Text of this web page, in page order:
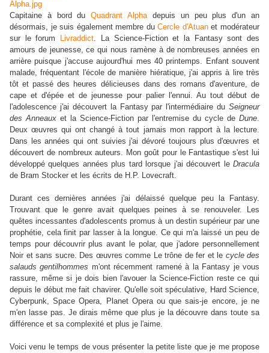
Capitaine à bord duQuadrant Alphadepuis un peu plus d'un an
désormais, je suis également membre duCercle d'Atuanet modérateur
sur le forum
Livraddict. La Science-Fiction et la Fantasy sont des
amours de jeunesse, ce qui nous ramène à de nombreuses années en
arrière puisque j'accuse aujourd'hui mes 40 printemps. Enfant souvent
malade, fréquentant l'école de manière hiératique, j'ai appris à lire très
tôt et passé des heures délicieuses dans des romans d'aventure, de
cape et d'épée et de jeunesse pour palier l'ennui. Au tout début de
l'adolescence j'ai découvert la Fantasy par l'intermédiaire du Seigneur
des Anneaux et la Science-Fiction par l'entremise du cycle de Dune.
Deux œuvres qui ont changé à tout jamais mon rapport à la lecture.
Dans les années qui ont suivies j'ai dévoré toujours plus d'œuvres et
découvert de nombreux auteurs. Mon goût pour le Fantastique s'est lui
développé quelques années plus tard lorsque j'ai découvert le Dracula
de Bram Stocker et les écrits de H.P. Lovecraft.
Durant ces dernières années j'ai délaissé quelque peu la Fantasy.
Trouvant que le genre avait quelques peines à se renouveler. Les
quêtes incessantes d'adolescents promus à un destin supérieur par une
prophétie, cela finit par lasser à la longue. Ce qui m'a laissé un peu de
temps pour découvrir plus avant le polar, que j'adore personnellement
Noir et sans sucre. Des œuvres comme Le trône de fer et le cycle des
salauds gentilhommes m'ont récemment ramené à la Fantasy je vous
rassure, même si je dois bien l'avouer la Science-Fiction reste ce qui
depuis le début me fait chavirer. Qu'elle soit spéculative, Hard Science,
Cyberpunk, Space Opera, Planet Opera ou que sais-je encore, je ne
m'en lasse pas. Je dirais même que plus je la découvre dans toute sa
différence et sa complexité et plus je l'aime.
Voici venu le temps de vous présenter la petite liste que je me propose